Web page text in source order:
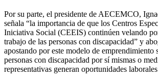
Por su parte, el presidente de AECEMCO,
señala “la importancia de que los Centros
Iniciativa Social (CEEIS) continúen velando
trabajo de las personas con discapacidad” y
apostando por este modelo de emprendimiento
personas con discapacidad por sí mismas o
representativas generan oportunidades